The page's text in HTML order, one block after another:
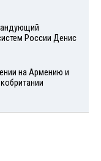
России Денис
на Армению и